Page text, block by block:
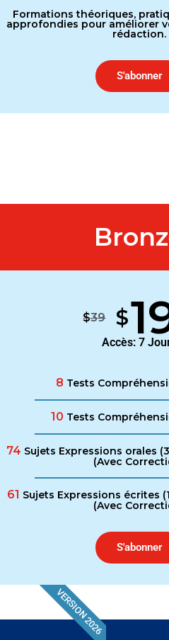
Formations théoriques,
approfondies pour améliorer
rédaction.
S'abonner
$39 $
Accès: 7
8 Tests
10 Tests
74 Sujets Expressions orales
(Avec
61 Sujets Expressions écrites
(Avec
S'abonner
VERSION 2026